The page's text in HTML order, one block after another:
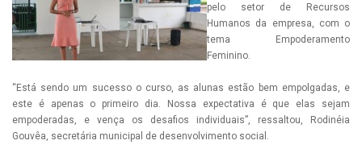
pelo setor de Recursos
Humanos da empresa, com o
tema Empoderamento
Feminino.
“Está sendo um sucesso o curso, as alunas estão bem empolgadas, e
este é apenas o primeiro dia. Nossa expectativa é que elas sejam
empoderadas, e vença os desafios individuais”, ressaltou, Rodinéia
Gouvêa, secretária municipal de desenvolvimento social.